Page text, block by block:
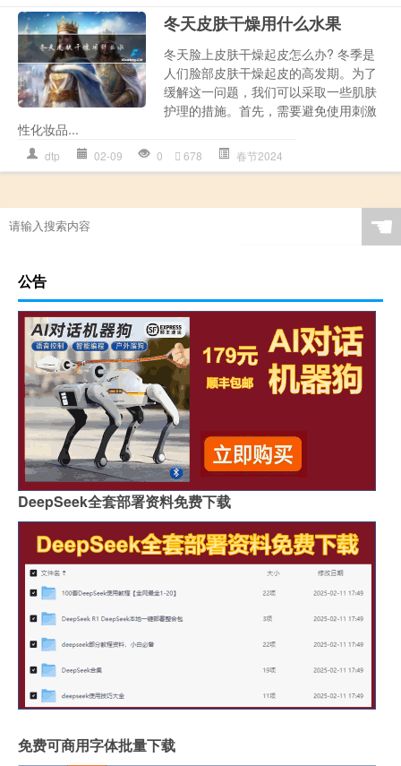
冬天皮肤干燥用什么水果
冬天脸上皮肤干燥起皮怎么办? 冬季是
人们脸部皮肤干燥起皮的高发期。为了
缓解这一问题，我们可以采取一些肌肤
护理的措施。首先，需要避免使用刺激
性化妆品...
dtp 02-09 0 678 春节2024
☚
公告
DeepSeek全套部署资料免费下载
免费可商用字体批量下载